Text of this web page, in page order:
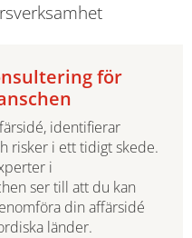
för
identifierar
risker i ett tidigt skede.
i
ser till att du kan
din affärsidé
länder.